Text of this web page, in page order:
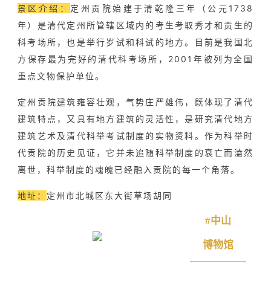
景区介绍： 定州贡院始建于清乾隆三年（公元1738
年）是清代定州所管辖区域内的考生考取秀才和贡生的
科考场所，也是举行岁试和科试的地方。目前是我国北
方保存最为完好的清代科考场所，2001年被列为全国
重点文物保护单位。
定州贡院建筑雍容壮观，气势庄严雄伟，既体现了清代
建筑特点，又具有地方建筑的灵活性，是研究清代地方
建筑艺术及清代科举考试制度的实物资料。作为科举时
代贡院的历史见证，它并未追随科举制度的衰亡而溘然
离世，科举制度的魂魄已经融入贡院的每一个角落。
地址： 定州市北城区东大街草场胡同
#中山
博物馆